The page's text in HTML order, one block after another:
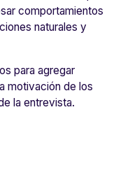
comportamientos
naturales y
para agregar
motivación de los
la entrevista.